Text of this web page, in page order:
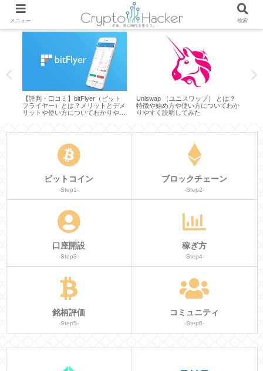
【評判・口コミ】bitFlyer（ビット
フライヤー）とは？メリットとデメ
リットや使い方についてわかりやす
Uniswap （ユニスワップ） とは？
特徴や始め方や使い方についてわか
りやすく説明してみた
ビットコイン
-Step1-
ブロックチェーン
-Step2-
口座開設
-Step3-
稼ぎ方
-Step4-
銘柄評価
-Step5-
コミュニティ
-Step6-
メニュー 検索